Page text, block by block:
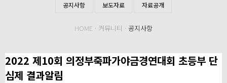
공지사항 보도자료 자료공개
HOME · 커뮤니티 · 공지사항
2022 제10회 의정부죽파가야금경연대회 초등부 단
심제 결과알림